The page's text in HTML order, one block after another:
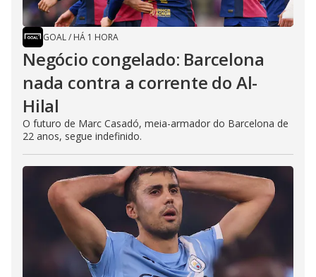
GOAL/ HÁ 1 HORA
Negócio congelado: Barcelona
nada contra a corrente do Al-
Hilal
O futuro de Marc Casadó, meia-armador do Barcelona de
22 anos, segue indefinido.